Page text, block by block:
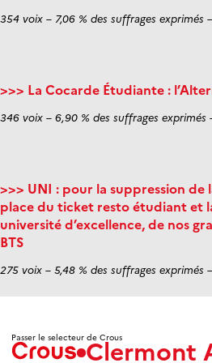
354 voix – 7,06 % des suffrages exprimés
>>> La Cocarde Étudiante :
346 voix – 6,90 % des suffrages exprimés
>>> UNI : pour la suppression de
place du ticket resto étudiant et
université d’excellence, de nos
BTS
275 voix – 5,48 % des suffrages exprimés
Passer le selecteur de CrousClermont